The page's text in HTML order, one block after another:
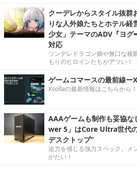
クーデレからスタイル抜群
りな人外娘たちとホテル
少女」テーマのADV『ヨ
対応
ツンデレドラゴン娘や無口な複
もりのヒロインたちがアツい！
ゲームコマースの最前線ー
Xsollaの最新情報はこちらから！
AAAゲームも制作も妥協
wer 5」はCore Ultra世代
デスクトップ”
迫力を感じる強力スペック。メ
がたい！